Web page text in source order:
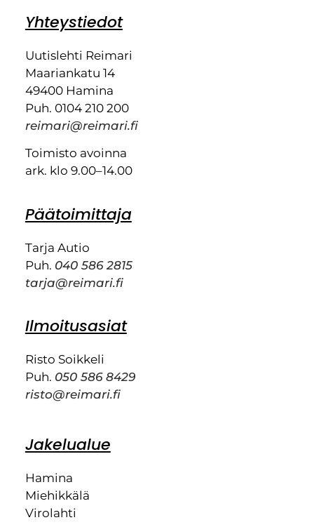
Yhteystiedot
Uutislehti Reimari
Maariankatu 14
49400 Hamina
Puh. 0104 210 200
reimari@reimari.fi
Toimisto avoinna
ark. klo 9.00–14.00
Päätoimittaja
Tarja Autio
Puh. 040 586 2815
tarja@reimari.fi
Ilmoitusasiat
Risto Soikkeli
Puh. 050 586 8429
risto@reimari.fi
Jakelualue
Hamina
Miehikkälä
Virolahti